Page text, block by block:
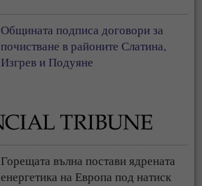
антисемити сме българите
Общината подписа договори за
почистване в районите Слатина,
Изгрев и Подуяне
Горещата вълна постави ядрената
енергетика на Европа под натиск